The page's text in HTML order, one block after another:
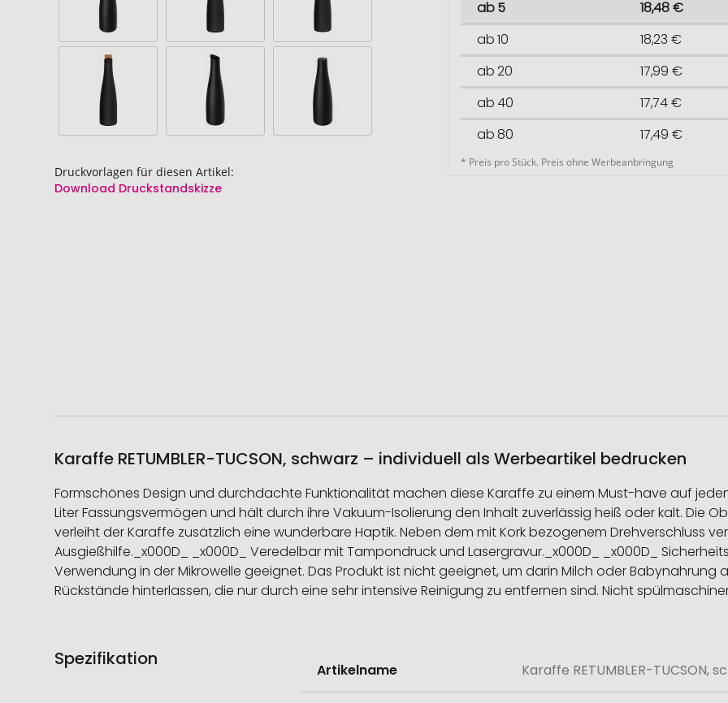
Druckvorlagen für diesen Artikel:
Download Druckstandskizze
ab 5
18,48 €
ab 10
18,23 €
ab 20
17,99 €
ab 40
17,74 €
ab 80
17,49 €
* Preis pro Stück. Preis ohne Werbeanbringung
Karaffe RETUMBLER-TUCSON, schwarz – individuell als Werbeartikel bedrucken
Formschönes Design und durchdachte Funktionalität machen diese Karaffe zu einem Must-have auf
Liter Fassungsvermögen und hält durch ihre Vakuum-Isolierung den Inhalt zuverlässig heiß oder kalt. Die
verleiht der Karaffe zusätzlich eine wunderbare Haptik. Neben dem mit Kork bezogenem Drehverschluss
Ausgießhilfe._x000D_ _x000D_ Veredelbar mit Tampondruck und Lasergravur._x000D_ _x000D_
Verwendung in der Mikrowelle geeignet. Das Produkt ist nicht geeignet, um darin Milch oder
Rückstände hinterlassen, die nur durch eine sehr intensive Reinigung zu entfernen sind. Nicht
Spezifikation
Informationen
Artikelname Karaffe RETUMBLER-TUCSON,